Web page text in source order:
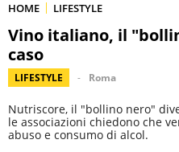
HOME LIFESTYLE
Vino italiano, il
caso
LIFESTYLE Roma
Nutriscore, il "bollino nero"
le associazioni chiedono che
abuso e consumo di alcol.